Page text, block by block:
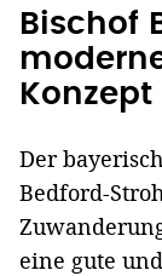
Bischof
Konzept
Der
Bedford-
eine gute